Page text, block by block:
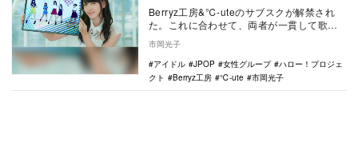
Berryz工房&℃-uteのサブスクが解禁され
た。これに合わせて、両者が一貫して歌い
続けた“女性の生き方”ソングを紹介する。
市岡光子
アイドル
JPOP 女性グループ
ハロー！プロジェ
クト
Berryz工房 ℃-ute 市岡光子